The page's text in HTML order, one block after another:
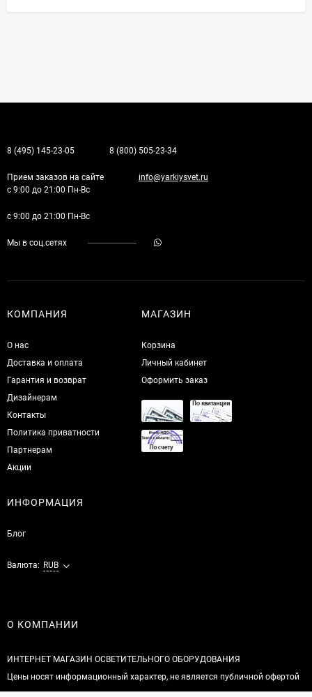
8 (495) 145-23-05 8 (800) 505-23-34
Прием заказов на сайте
с 9:00 до 21:00 Пн-Вс
info@yarkiysvet.ru
с 9:00 до 21:00 Пн-Вс
Мы в соц.сетях
КОМПАНИЯ
О нас
Доставка и оплата
Гарантия и возврат
Дизайнерам
Контакты
Политика приватности
Партнерам
Акции
МАГАЗИН
Корзина
Личный кабинет
Оформить заказ
ИНФОРМАЦИЯ
Блог
Валюта: RUB
О КОМПАНИИ
ИНТЕРНЕТ МАГАЗИН ОСВЕТИТЕЛЬНОГО ОБОРУДОВАНИЯ
Цены носят информационный характер, не является публичной офертой